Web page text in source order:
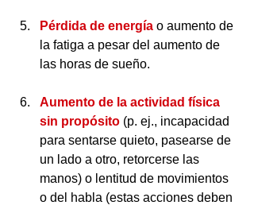
Pérdida de energía o aumento de
la fatiga a pesar del aumento de
las horas de sueño.
Aumento de la actividad física
sin propósito (p. ej., incapacidad
para sentarse quieto, pasearse de
un lado a otro, retorcerse las
manos) o lentitud de movimientos
o del habla (estas acciones deben